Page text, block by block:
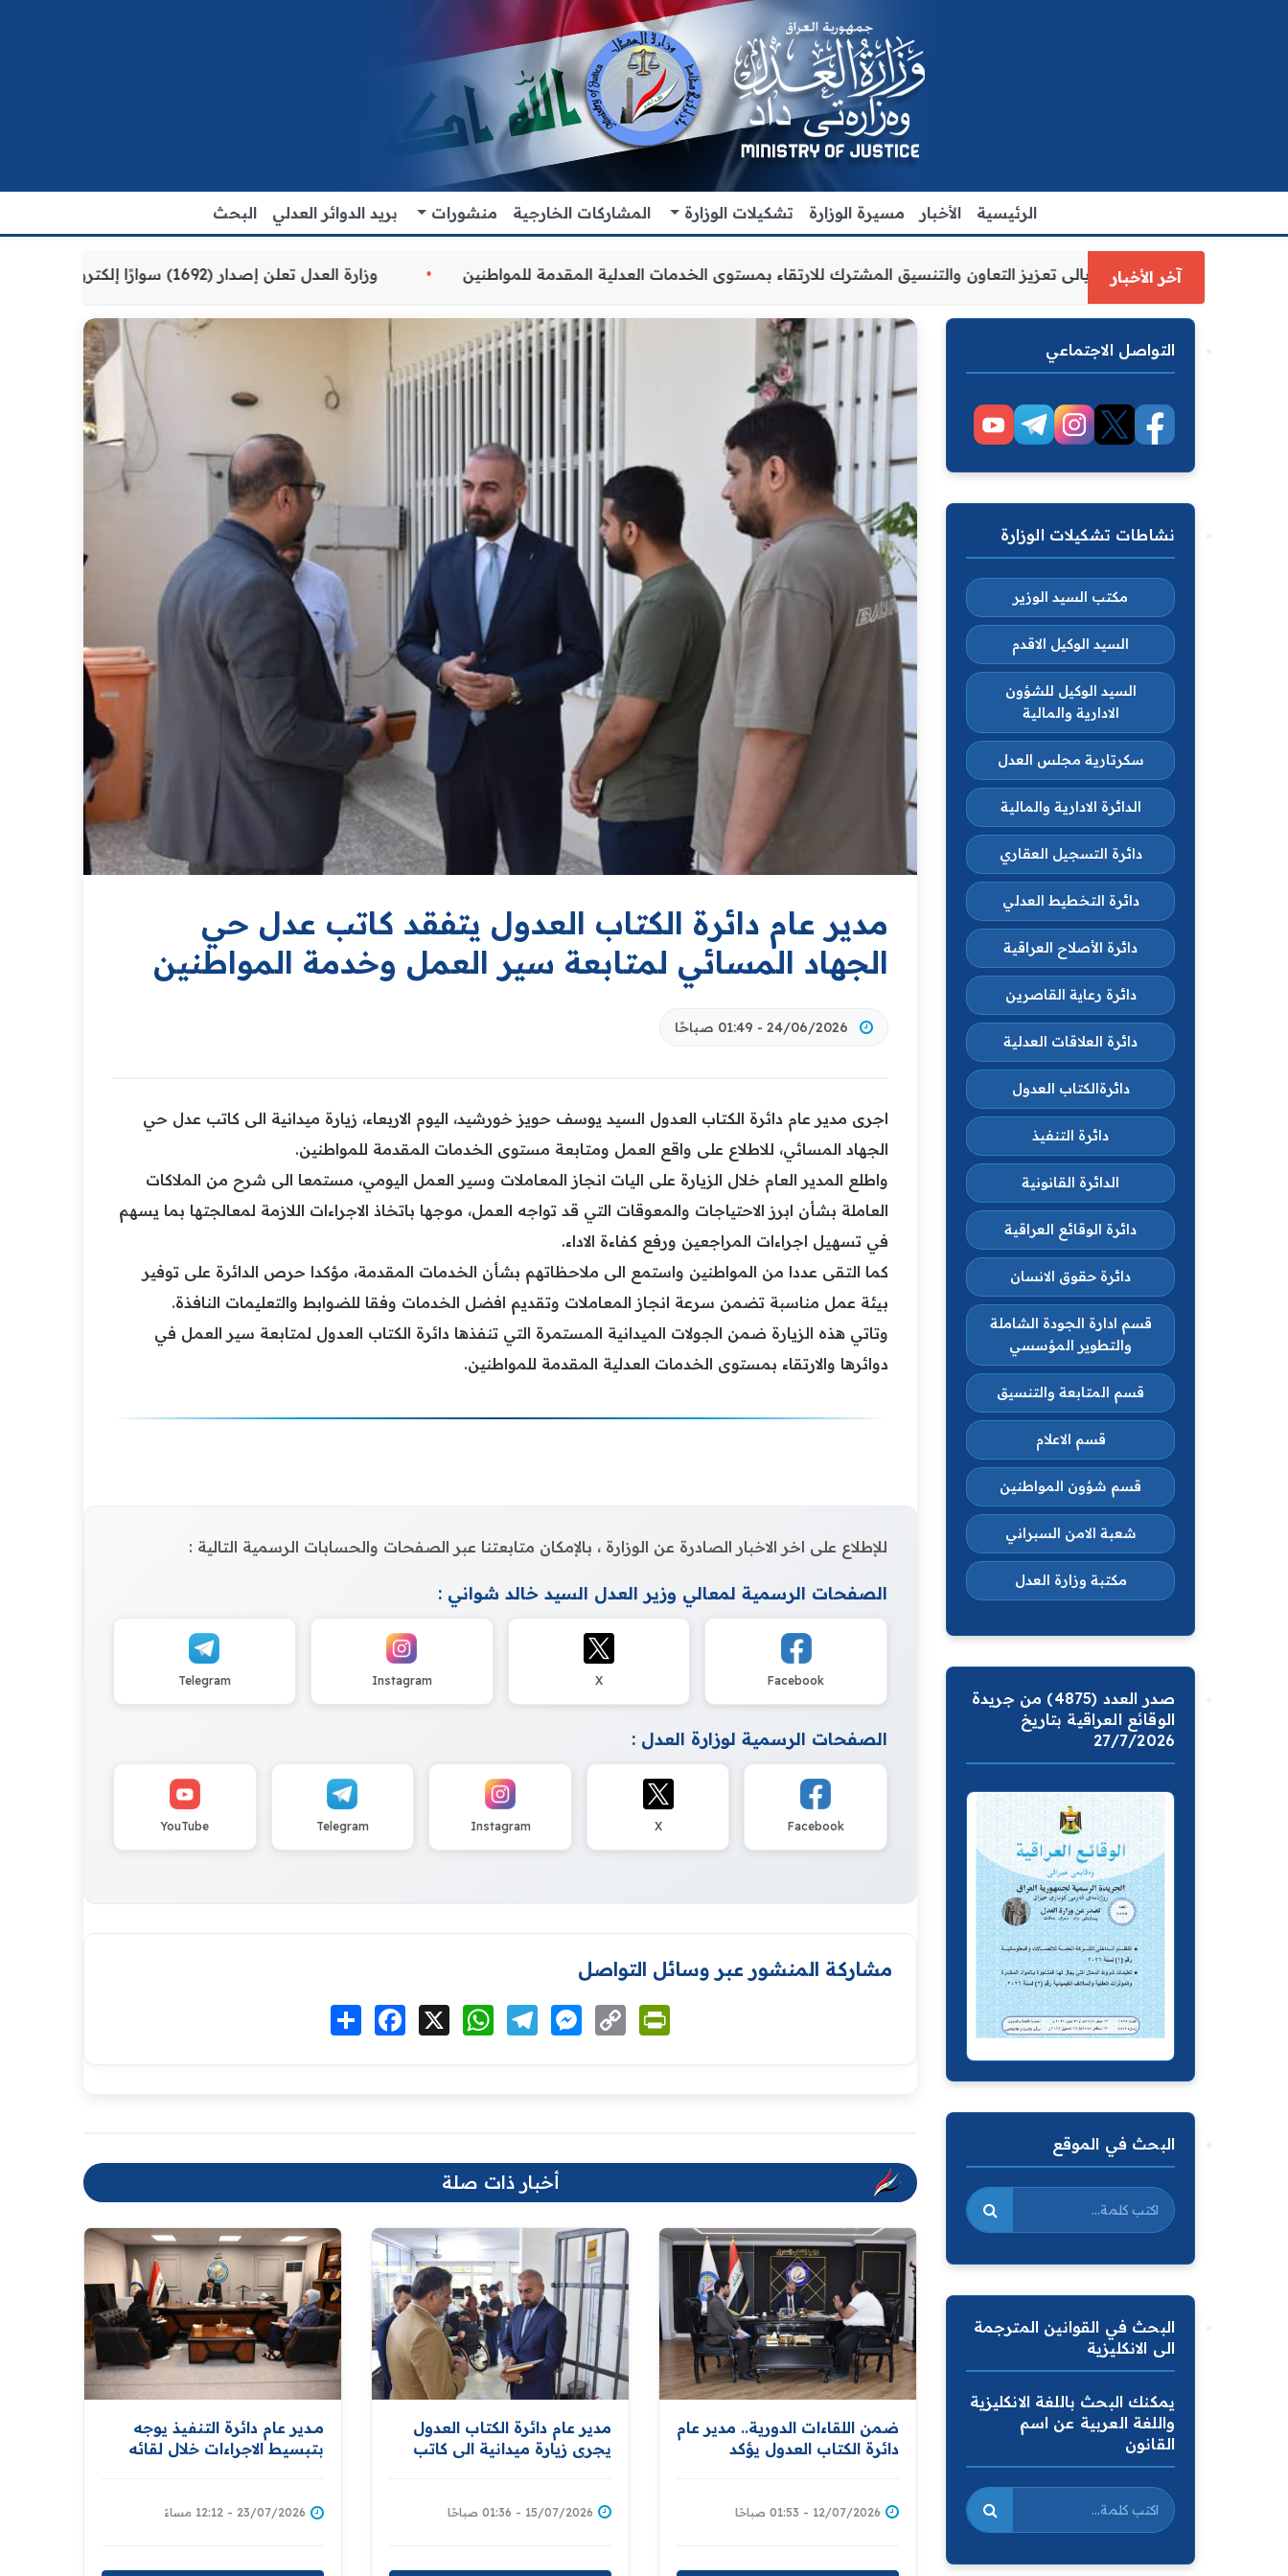
الرئيسية الأخبار مسيرة الوزارة تشكيلات الوزارة المشاركات الخارجية منشورات بريد الدوائر العدلي البحث
آخر الأخبار
الاقدم يبحث مع رئيس مجلس محافظة ديالى تعزيز التعاون والتنسيق المشترك للارتقاء بمستوى الخدمات العدلية المقدمة للمواطنين وزارة العدل تعلن إصدار (1692) سوارًا إلكترونيًا لنزلاء سجن الناصرية المركزي لتنظيم التعاملات المالية داخل المؤسسات الإصلاحية
مدير عام دائرة الكتاب العدول يتفقد كاتب عدل حي
الجهاد المسائي لمتابعة سير العمل وخدمة المواطنين
24/06/2026 - 01:49 صباحًا
اجرى مدير عام دائرة الكتاب العدول السيد يوسف حويز خورشيد، اليوم الاربعاء، زيارة ميدانية الى كاتب عدل حي
الجهاد المسائي، للاطلاع على واقع العمل ومتابعة مستوى الخدمات المقدمة للمواطنين.
واطلع المدير العام خلال الزيارة على اليات انجاز المعاملات وسير العمل اليومي، مستمعا الى شرح من الملاكات
العاملة بشأن ابرز الاحتياجات والمعوقات التي قد تواجه العمل، موجها باتخاذ الاجراءات اللازمة لمعالجتها بما يسهم
في تسهيل اجراءات المراجعين ورفع كفاءة الاداء.
كما التقى عددا من المواطنين واستمع الى ملاحظاتهم بشأن الخدمات المقدمة، مؤكدا حرص الدائرة على توفير
بيئة عمل مناسبة تضمن سرعة انجاز المعاملات وتقديم افضل الخدمات وفقا للضوابط والتعليمات النافذة.
وتاتي هذه الزيارة ضمن الجولات الميدانية المستمرة التي تنفذها دائرة الكتاب العدول لمتابعة سير العمل في
دوائرها والارتقاء بمستوى الخدمات العدلية المقدمة للمواطنين.
للإطلاع على اخر الاخبار الصادرة عن الوزارة ، بالإمكان متابعتنا عبر الصفحات والحسابات الرسمية التالية :
الصفحات الرسمية لمعالي وزير العدل السيد خالد شواني :
Facebook
X
Instagram
Telegram
الصفحات الرسمية لوزارة العدل :
Facebook
X
Instagram
Telegram
YouTube
مشاركة المنشور عبر وسائل التواصل
انشر Facebook WhatsAppTelegramMessenger
Copy
Link
أخبار ذات صلة
مــدير عام دائرة التنفيذ يوجه
بتبسيط الاجراءات خلال لقائه
23/07/2026 - 12:12 مساءً
مدير عام دائرة الكتاب العدول
يجري زيارة ميدانية الى كاتب
15/07/2026 - 01:36 صباحًا
ضمن اللقاءات الدورية.. مدير عام
دائرة الكتاب العدول يؤكد
المقدمة لهم
12/07/2026 - 01:53 صباحًا
التواصل الاجتماعي
نشاطات تشكيلات الوزارة
مكتب السيد الوزير
السيد الوكيل الاقدم
السيد الوكيل للشؤون
الادارية والمالية
سكرتارية مجلس العدل
الدائرة الادارية والمالية
دائرة التسجيل العقاري
دائرة التخطيط العدلي
دائرة الأصلاح العراقية
دائرة رعاية القاصرين
دائرة العلاقات العدلية
دائرةالكتاب العدول
دائرة التنفيذ
الدائرة القانونية
دائرة الوقائع العراقية
دائرة حقوق الانسان
قسم ادارة الجودة الشاملة
والتطوير المؤسسي
قسم المتابعة والتنسيق
قسم الاعلام
قسم شؤون المواطنين
شعبة الامن السبراني
مكتبة وزارة العدل
صدر العدد (4875) من جريدة
الوقائع العراقية بتاريخ
27/7/2026
البحث في الموقع
البحث في القوانين المترجمة
الى الانكليزية
يمكنك البحث باللغة الانكليزية
واللغة العربية عن اسم
القانون